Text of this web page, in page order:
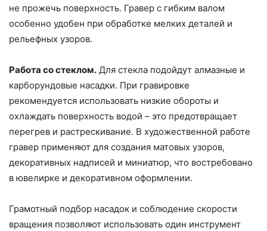
не прожечь поверхность. Гравер с гибким валом
особенно удобен при обработке мелких деталей и
рельефных узоров.
Работа со стеклом. Для стекла подойдут алмазные и
карборундовые насадки. При гравировке
рекомендуется использовать низкие обороты и
охлаждать поверхность водой – это предотвращает
перегрев и растрескивание. В художественной работе
гравер применяют для создания матовых узоров,
декоративных надписей и миниатюр, что востребовано
в ювелирке и декоративном оформлении.
Грамотный подбор насадок и соблюдение скорости
вращения позволяют использовать один инструмент